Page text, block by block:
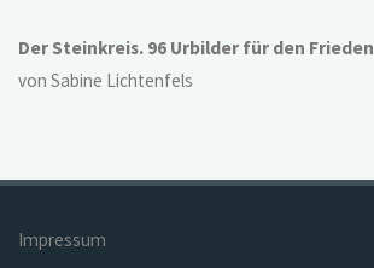
Der Steinkreis. 96 Urbilder für den Frieden
von Sabine Lichtenfels
Impressum